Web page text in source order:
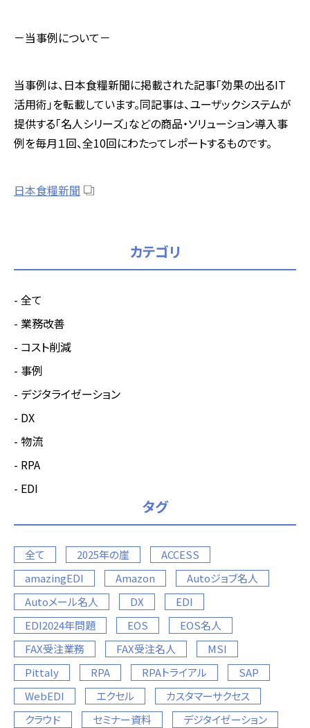
－当事例について－
当事例は、日本食糧新聞に掲載された記事「効果の出るIT
活用術」を転載しています。同記事は、ユーザックシステムが
提供する「名人シリーズ」などの商品・ソリューション導入事
例を毎月１回、全10回にわたってレポートするものです。
日本食糧新聞
カテゴリ
全て
業務改善
コスト削減
事例
デジタライゼーション
DX
物流
RPA
EDI
タグ
全て 2025年の崖
ACCESS
amazingEDI
Amazon
Autoジョブ名人
Autoメール名人
DX
EDI
EDI2024年問題
EOS
EOS名人
FAX受注業務
FAX受注名人
MSI
Pittaly
RPA RPAトライアル
SAP
WebEDI
エクセル
カスタマーサクセス
クラウド
セミナー資料
デジタイゼーション